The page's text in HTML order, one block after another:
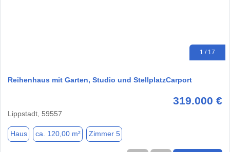
1 / 17
Reihenhaus mit Garten, Studio und StellplatzCarport
319.000 €
Lippstadt, 59557
Haus ca. 120,00 m² Zimmer 5